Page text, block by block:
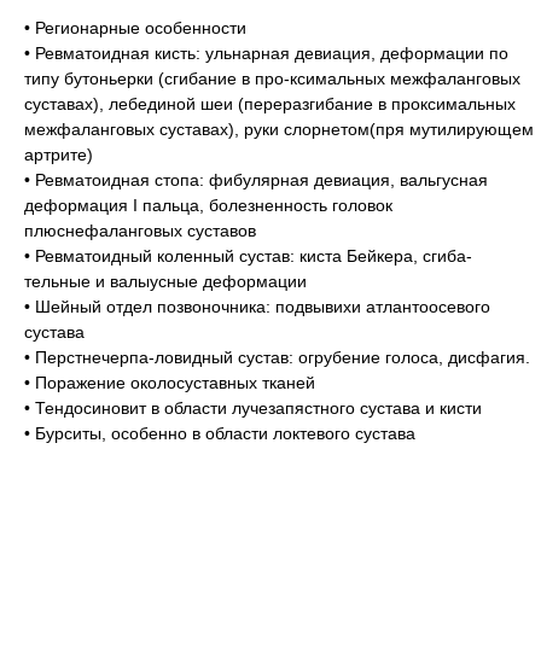
• Регионарные особенности
• Ревматоидная кисть: ульнарная девиация, деформации по
типу бутоньерки (сгибание в про-ксимальных межфаланговых
суставах), лебединой шеи (переразгибание в проксимальных
межфаланговых суставах), руки слорнетом(пря мутилирующем
артрите)
• Ревматоидная стопа: фибулярная девиация, вальгусная
деформация I пальца, болезненность головок
плюснефаланговых суставов
• Ревматоидный коленный сустав: киста Бейкера, сгиба-
тельные и валыусные деформации
• Шейный отдел позвоночника: подвывихи атлантоосевого
сустава
• Перстнечерпа-ловидный сустав: огрубение голоса, дисфагия.
• Поражение околосуставных тканей
• Тендосиновит в области лучезапястного сустава и кисти
• Бурситы, особенно в области локтевого сустава